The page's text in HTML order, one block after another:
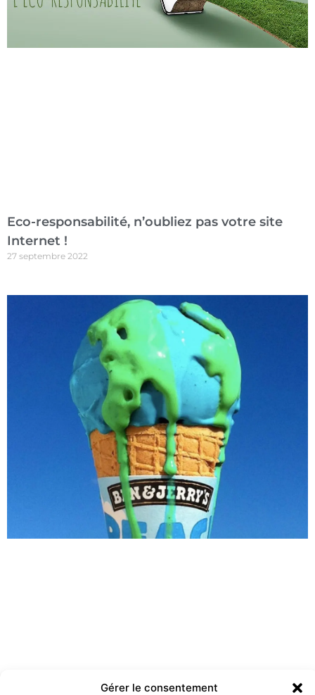
Gérer le consentement
Eco-responsabilité, n’oubliez pas votre site
Internet !
27 septembre 2022